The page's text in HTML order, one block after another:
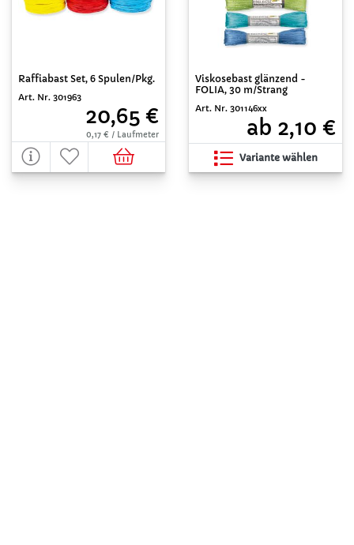
Raffiabast Set, 6 Spulen/Pkg.
Art. Nr. 301963
20,65 €
0,17 € / Laufmeter
Viskosebast glänzend -
FOLIA, 30 m/Strang
Art. Nr. 301146xx
ab 2,10 €
Variante wählen